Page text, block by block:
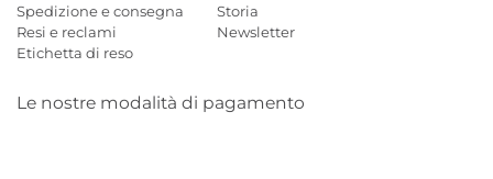
Spedizione e consegna
Resi e reclami
Etichetta di reso
Storia
Newsletter
Le nostre modalità di pagamento